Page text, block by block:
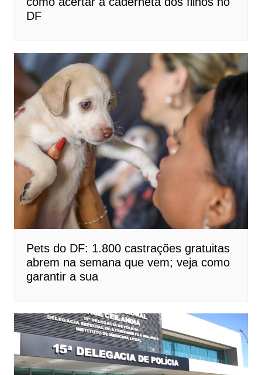
DF
Pets do DF: 1.800 castrações gratuitas
abrem na semana que vem; veja como
garantir a sua